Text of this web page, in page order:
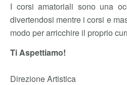
I corsi amatoriali sono una
divertendosi mentre i corsi e
modo per arricchire il proprio
Ti Aspettiamo!
Direzione Artistica